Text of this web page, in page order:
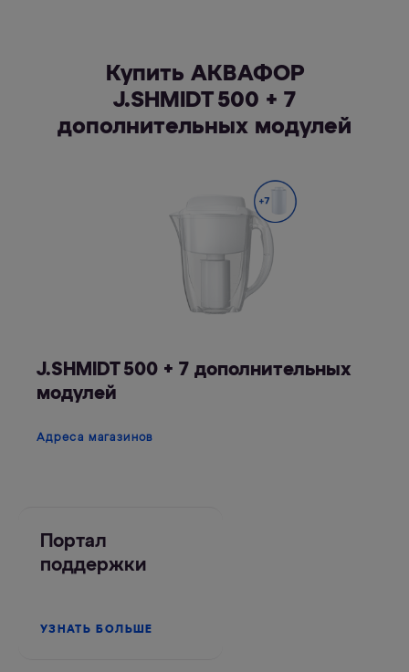
Купить АКВАФОР
J.SHMIDT 500 + 7
дополнительных модулей
J.SHMIDT 500 + 7 дополнительных
модулей
Адреса магазинов
Портал
поддержки
УЗНАТЬ БОЛЬШЕ